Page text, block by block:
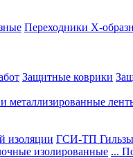
Переходники Х-
Защитные коврики
металлизированные
изоляции ГСИ-ТП Гильзы
изолированные ...